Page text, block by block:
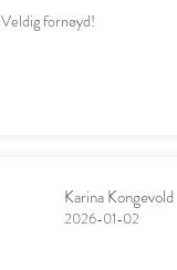
Veldig fornøyd!
Karina Kongevold
2026-01-02